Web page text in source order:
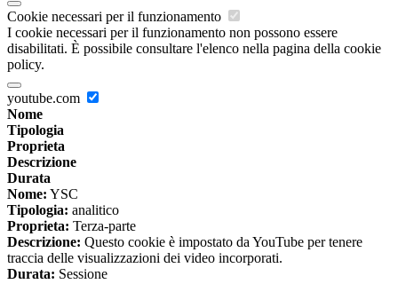
Cookie necessari per il funzionamento
I cookie necessari per il funzionamento non possono essere
disabilitati. È possibile consultare l'elenco nella pagina della cookie
policy.
youtube.com
Nome
Tipologia
Proprieta
Descrizione
Durata
Nome: YSC
Tipologia: analitico
Proprieta: Terza-parte
Descrizione: Questo cookie è impostato da YouTube per tenere
traccia delle visualizzazioni dei video incorporati.
Durata: Sessione